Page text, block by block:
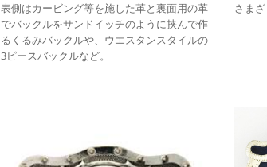
表側はカービング等を施した革と裏面用の革
でバックルをサンドイッチのように挟んで作
るくるみバックルや、ウエスタンスタイルの
3ピースバックルなど。
さま